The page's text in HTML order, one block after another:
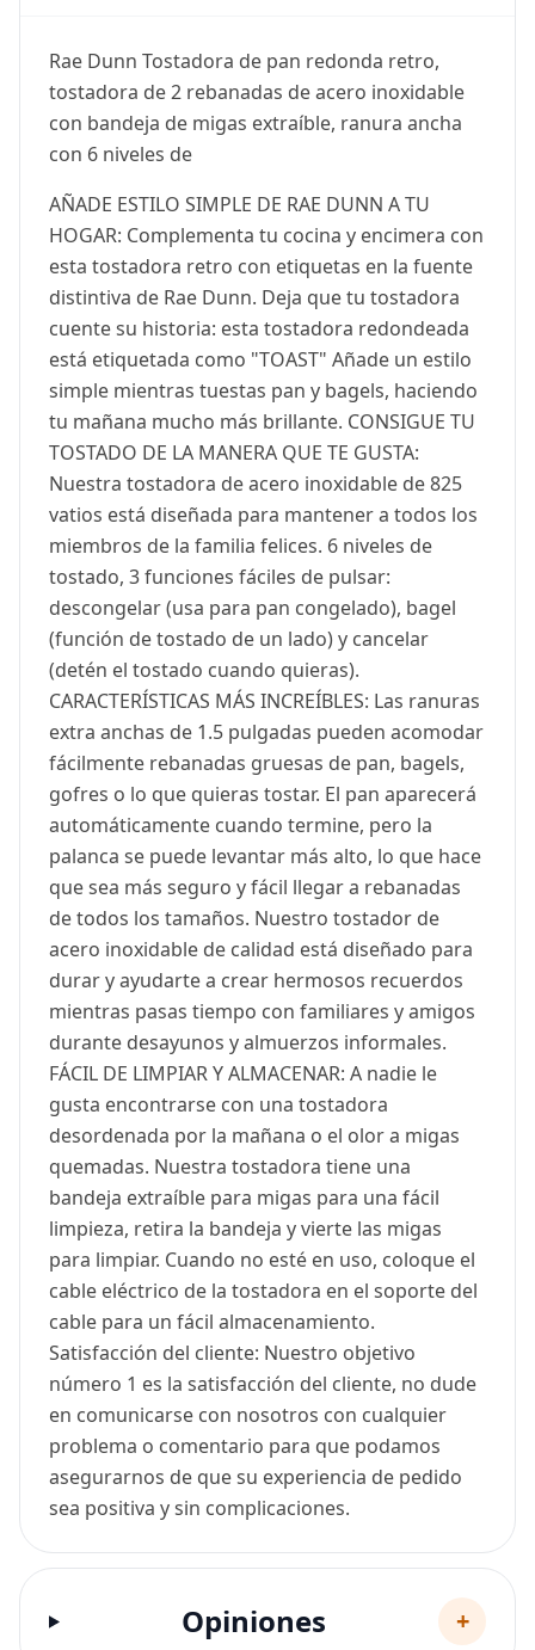
Rae Dunn Tostadora de pan redonda retro,
tostadora de 2 rebanadas de acero inoxidable
con bandeja de migas extraíble, ranura ancha
con 6 niveles de
AÑADE ESTILO SIMPLE DE RAE DUNN A TU
HOGAR: Complementa tu cocina y encimera con
esta tostadora retro con etiquetas en la fuente
distintiva de Rae Dunn. Deja que tu tostadora
cuente su historia: esta tostadora redondeada
está etiquetada como "TOAST" Añade un estilo
simple mientras tuestas pan y bagels, haciendo
tu mañana mucho más brillante. CONSIGUE TU
TOSTADO DE LA MANERA QUE TE GUSTA:
Nuestra tostadora de acero inoxidable de 825
vatios está diseñada para mantener a todos los
miembros de la familia felices. 6 niveles de
tostado, 3 funciones fáciles de pulsar:
descongelar (usa para pan congelado), bagel
(función de tostado de un lado) y cancelar
(detén el tostado cuando quieras).
CARACTERÍSTICAS MÁS INCREÍBLES: Las ranuras
extra anchas de 1.5 pulgadas pueden acomodar
fácilmente rebanadas gruesas de pan, bagels,
gofres o lo que quieras tostar. El pan aparecerá
automáticamente cuando termine, pero la
palanca se puede levantar más alto, lo que hace
que sea más seguro y fácil llegar a rebanadas
de todos los tamaños. Nuestro tostador de
acero inoxidable de calidad está diseñado para
durar y ayudarte a crear hermosos recuerdos
mientras pasas tiempo con familiares y amigos
durante desayunos y almuerzos informales.
FÁCIL DE LIMPIAR Y ALMACENAR: A nadie le
gusta encontrarse con una tostadora
desordenada por la mañana o el olor a migas
quemadas. Nuestra tostadora tiene una
bandeja extraíble para migas para una fácil
limpieza, retira la bandeja y vierte las migas
para limpiar. Cuando no esté en uso, coloque el
cable eléctrico de la tostadora en el soporte del
cable para un fácil almacenamiento.
Satisfacción del cliente: Nuestro objetivo
número 1 es la satisfacción del cliente, no dude
en comunicarse con nosotros con cualquier
problema o comentario para que podamos
asegurarnos de que su experiencia de pedido
sea positiva y sin complicaciones.
Opiniones +